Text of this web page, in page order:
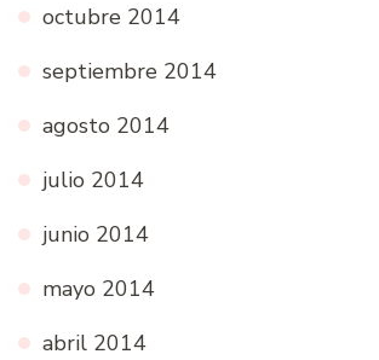
octubre 2014
septiembre 2014
agosto 2014
julio 2014
junio 2014
mayo 2014
abril 2014